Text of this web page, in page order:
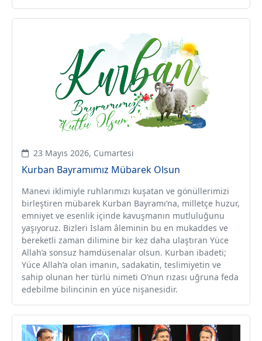
23 Mayıs 2026, Cumartesi
Kurban Bayramımız Mübarek Olsun
Manevi iklimiyle ruhlarımızı kuşatan ve gönüllerimizi
birleştiren mübarek Kurban Bayramı’na, milletçe huzur,
emniyet ve esenlik içinde kavuşmanın mutluluğunu
yaşıyoruz. Bizleri İslam âleminin bu en mukaddes ve
bereketli zaman dilimine bir kez daha ulaştıran Yüce
Allah’a sonsuz hamdüsenalar olsun. Kurban ibadeti;
Yüce Allah’a olan imanın, sadakatin, teslimiyetin ve
sahip olunan her türlü nimeti O’nun rızası uğruna feda
edebilme bilincinin en yüce nişanesidir.